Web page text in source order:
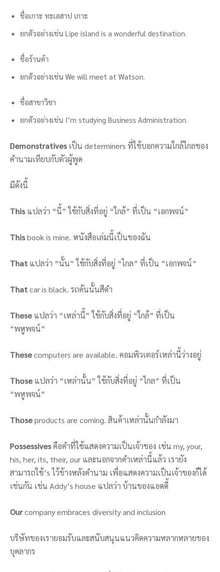
ชื่อเกาะ ทะเลสาป เกาะ
ยกตัวอย่างเช่น Lipe island is a wonderful destination.
ชื่อร้านค้า
ยกตัวอย่างเช่น We will meet at Watson.
ชื่อสาขาวิชา
ยกตัวอย่างเช่น I’m studying Business Administration.
Demonstrativesเป็น determiners ที่ใช้บอกความใกล้ไกลของ
คำนามเทียบกับตัวผู้พูด
มีดังนี้
Thisแปลว่า “นี้” ใช้กับสิ่งที่อยู่ “ใกล้” ที่เป็น “เอกพจน์”
Thisbook is mine. หนังสือเล่มนี้เป็นของฉัน
That แปลว่า “นั้น” ใช้กับสิ่งที่อยู่ “ไกล” ที่เป็น “เอกพจน์”
Thatcar is black. รถคันนั้นสีดำ
Theseแปลว่า “เหล่านี้” ใช้กับสิ่งที่อยู่ “ใกล้” ที่เป็น
“พหูพจน์”
Thesecomputers are available. คอมพิวเตอร์เหล่านี้ว่างอยู่
Thoseแปลว่า “เหล่านั้น” ใช้กับสิ่งที่อยู่ “ไกล” ที่เป็น
“พหูพจน์”
Thoseproducts are coming. สินค้าเหล่านั้นกำลังมา
Possessivesคือคำที่ใช้แสดงความเป็นเจ้าของ เช่น my, your,
his, her, its, their, our และนอกจากคำเหล่านี้แล้ว เรายัง
สามารถใช้’s ไว้ข้างหลังคำนาม เพื่อแสดงความเป็นเจ้าของก็ได้
เช่นกัน เช่น Addy’s house แปลว่า บ้านของแอดดี้
Ourcompany embraces diversity and inclusion
บริษัทของเรายอมรับและสนับสนุนแนวคิดความหลากหลายของ
บุคลากร